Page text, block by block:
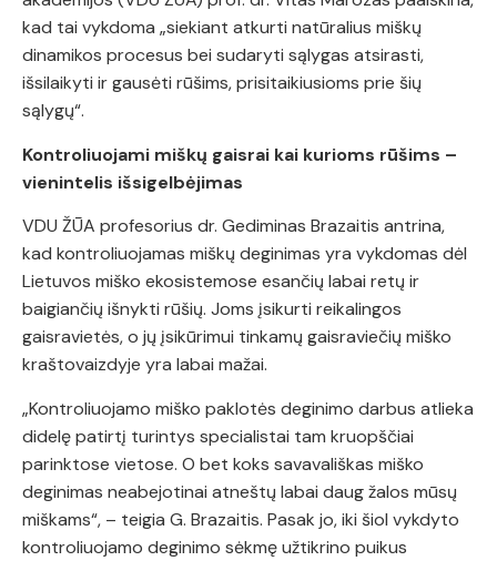
kad tai vykdoma „siekiant atkurti natūralius miškų
dinamikos procesus bei sudaryti sąlygas atsirasti,
išsilaikyti ir gausėti rūšims, prisitaikiusioms prie šių
sąlygų“.
Kontroliuojami miškų gaisrai kai kurioms rūšims –
vienintelis išsigelbėjimas
VDU ŽŪA profesorius dr. Gediminas Brazaitis antrina,
kad kontroliuojamas miškų deginimas yra vykdomas dėl
Lietuvos miško ekosistemose esančių labai retų ir
baigiančių išnykti rūšių. Joms įsikurti reikalingos
gaisravietės, o jų įsikūrimui tinkamų gaisraviečių miško
kraštovaizdyje yra labai mažai.
„Kontroliuojamo miško paklotės deginimo darbus atlieka
didelę patirtį turintys specialistai tam kruopščiai
parinktose vietose. O bet koks savavališkas miško
deginimas neabejotinai atneštų labai daug žalos mūsų
miškams“, – teigia G. Brazaitis. Pasak jo, iki šiol vykdyto
kontroliuojamo deginimo sėkmę užtikrino puikus